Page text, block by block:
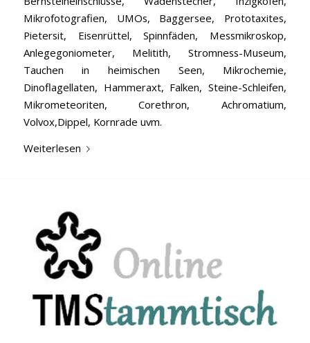
Mikrofotografien, UMOs, Baggersee, Prototaxites,
Pietersit, Eisenrüttel, Spinnfäden, Messmikroskop,
Anlegegoniometer, Melitith, Stromness-Museum,
Tauchen in heimischen Seen, Mikrochemie,
Dinoflagellaten, Hammeraxt, Falken, Steine-Schleifen,
Mikrometeoriten, Corethron, Achromatium,
Volvox,Dippel, Kornrade uvm.
Weiterlesen